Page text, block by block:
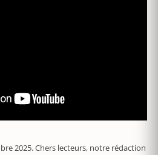
2025. Chers lecteurs, notre rédaction